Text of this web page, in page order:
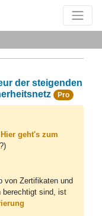
der steigenden
Pro
Hier geht's zum
?)
von Zertifikaten und
berechtigt sind, ist